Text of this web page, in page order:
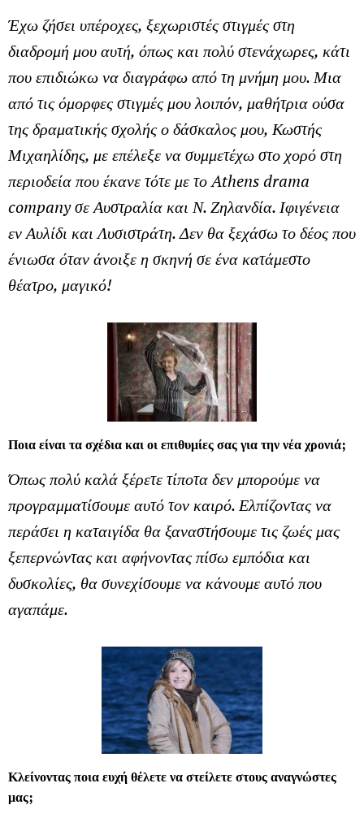
Έχω ζήσει υπέροχες, ξεχωριστές στιγμές στη
διαδρομή μου αυτή, όπως και πολύ στενάχωρες, κάτι
που επιδιώκω να διαγράφω από τη μνήμη μου. Μια
από τις όμορφες στιγμές μου λοιπόν, μαθήτρια ούσα
της δραματικής σχολής ο δάσκαλος μου, Κωστής
Μιχαηλίδης, με επέλεξε να συμμετέχω στο χορό στη
περιοδεία που έκανε τότε με το Athens drama
company σε Αυστραλία και Ν. Ζηλανδία. Ιφιγένεια
εν Αυλίδι και Λυσιστράτη. Δεν θα ξεχάσω το δέος που
ένιωσα όταν άνοιξε η σκηνή σε ένα κατάμεστο
θέατρο, μαγικό!
Ποια είναι τα σχέδια και οι επιθυμίες σας για την νέα χρονιά;
Όπως πολύ καλά ξέρετε τίποτα δεν μπορούμε να
προγραμματίσουμε αυτό τον καιρό. Ελπίζοντας να
περάσει η καταιγίδα θα ξαναστήσουμε τις ζωές μας
ξεπερνώντας και αφήνοντας πίσω εμπόδια και
δυσκολίες, θα συνεχίσουμε να κάνουμε αυτό που
αγαπάμε.
Κλείνοντας ποια ευχή θέλετε να στείλετε στους αναγνώστες
μας;